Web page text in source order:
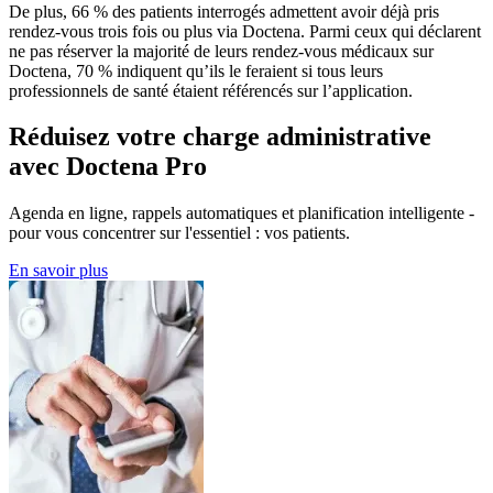
De plus, 66 % des patients interrogés admettent avoir déjà pris
rendez-vous trois fois ou plus via Doctena. Parmi ceux qui déclarent
ne pas réserver la majorité de leurs rendez-vous médicaux sur
Doctena, 70 % indiquent qu’ils le feraient si tous leurs
professionnels de santé étaient référencés sur l’application.
Réduisez votre charge administrative
avec Doctena Pro
Agenda en ligne, rappels automatiques et planification intelligente -
pour vous concentrer sur l'essentiel : vos patients.
En savoir plus